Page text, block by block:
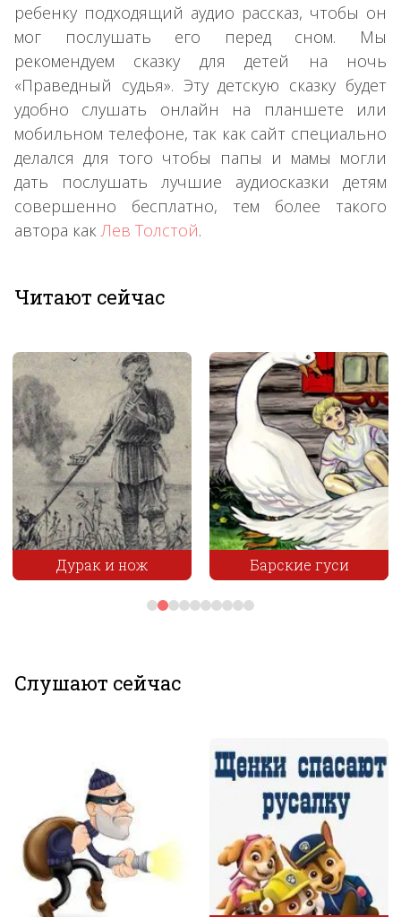
ребенку подходящий аудио рассказ, чтобы он
мог послушать его перед сном. Мы
рекомендуем сказку для детей на ночь
«Праведный судья». Эту детскую сказку будет
удобно слушать онлайн на планшете или
мобильном телефоне, так как сайт специально
делался для того чтобы папы и мамы могли
дать послушать лучшие аудиосказки детям
совершенно бесплатно, тем более такого
автора как Лев Толстой.
Читают сейчас
Дурак и нож Барские гуси
Слушают сейчас